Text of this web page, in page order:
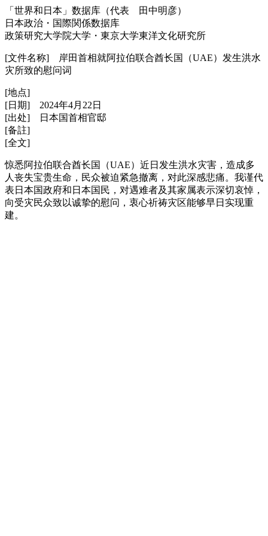
「世界和日本」数据库（代表 田中明彦）
日本政治・国際関係数据库
政策研究大学院大学・東京大学東洋文化研究所
[文件名称] 岸田首相就阿拉伯联合酋长国（UAE）发生洪水
灾所致的慰问词
[地点]
[日期] 2024年4月22日
[出处] 日本国首相官邸
[备註]
[全文]
惊悉阿拉伯联合酋长国（UAE）近日发生洪水灾害，造成多
人丧失宝贵生命，民众被迫紧急撤离，对此深感悲痛。我谨代
表日本国政府和日本国民，对遇难者及其家属表示深切哀悼，
向受灾民众致以诚挚的慰问，衷心祈祷灾区能够早日实现重
建。